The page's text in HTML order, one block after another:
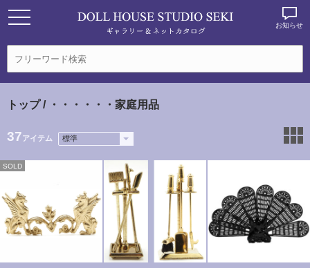
お知らせ
トップ/ ・・・・・・家庭用品
37アイテム
SOLD